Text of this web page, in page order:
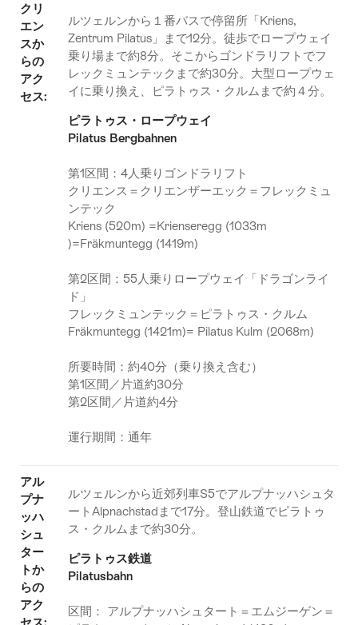
クリ
エン
スか
らの
アク
セス:
ルツェルンから１番バスで停留所「Kriens,
Zentrum Pilatus」まで12分。徒歩でロープウェイ
乗り場まで約8分。そこからゴンドラリフトでフ
レックミュンテックまで約30分。大型ロープウェ
イに乗り換え、ピラトゥス・クルムまで約４分。
ピラトゥス・ロープウェイ
Pilatus Bergbahnen
第1区間：4人乗りゴンドラリフト
クリエンス＝クリエンザーエック＝フレックミュ
ンテック
Kriens (520m) =Krienseregg (1033m
)=Fräkmuntegg (1419m)
第2区間：55人乗りロープウェイ「ドラゴンライ
ド」
フレックミュンテック＝ピラトゥス・クルム
Fräkmuntegg (1421m)= Pilatus Kulm (2068m)
所要時間：約40分（乗り換え含む）
第1区間／片道約30分
第2区間／片道約4分
運行期間：通年
アル
プナ
ッハ
シュ
ター
トか
らの
アク
セス:
ルツェルンから近郊列車S5でアルプナッハシュタ
ートAlpnachstadまで17分。登山鉄道でピラトゥ
ス・クルムまで約30分。
ピラトゥス鉄道
Pilatusbahn
区間： アルプナッハシュタート＝エムジーゲン＝